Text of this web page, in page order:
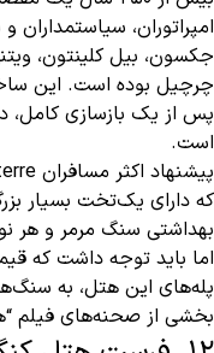
امپراتوران،
جکسون، بیل کلینتون،
چرچیل بوده است. این
پس از یک بازسازی کامل،
است.
که دارای یک‌تخت بسیار
بهداشتی سنگ مرمر و هر
اما باید توجه داشت که
پله‌های این هتل، به
بخشی از صحنه‌های فیلم